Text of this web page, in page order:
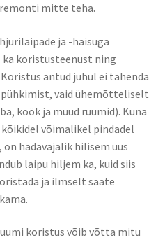
mitte teha.
ja -haisuga
koristusteenust ning
antud juhul ei tähenda
vaid ühemõtteliselt
köök ja muud ruumid). Kuna
võimalikel pindadel
hädavajalik hilisem uus
laipu hiljem ka, kuid siis
ja ilmselt saate
koristus võib võtta mitu